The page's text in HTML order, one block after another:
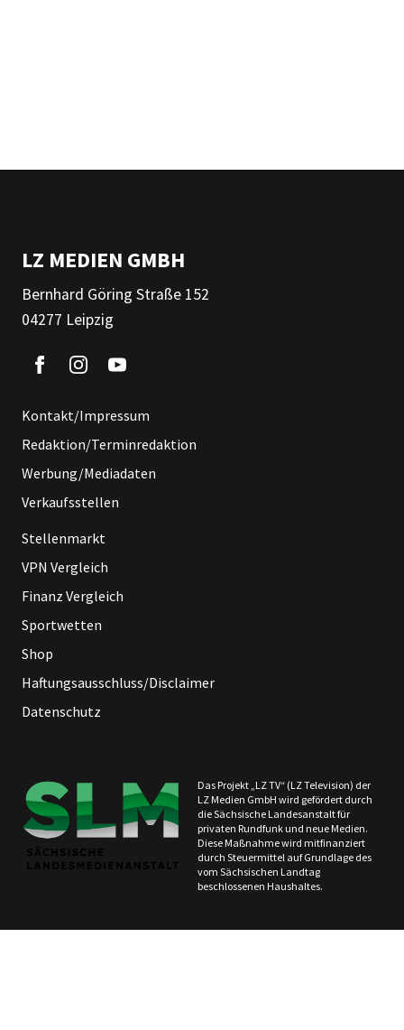
LZ MEDIEN GMBH
Bernhard Göring Straße 152
04277 Leipzig
Kontakt/Impressum
Redaktion/Terminredaktion
Werbung/Mediadaten
Verkaufsstellen
Stellenmarkt
VPN Vergleich
Finanz Vergleich
Sportwetten
Shop
Haftungsausschluss/Disclaimer
Datenschutz
Das Projekt „LZ TV“ (LZ Television) der
LZ Medien GmbH wird gefördert durch
die Sächsische Landesanstalt für
privaten Rundfunk und neue Medien.
Diese Maßnahme wird mitfinanziert
durch Steuermittel auf Grundlage des
vom Sächsischen Landtag
beschlossenen Haushaltes.